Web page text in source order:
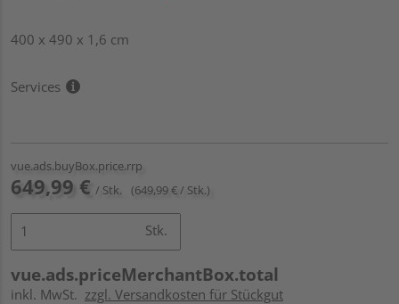
400 x 490 x 1,6 cm
Services
vue.ads.buyBox.price.rrp
649,99 € / Stk. (649,99 € / Stk.)
Stk.
vue.ads.priceMerchantBox.total
inkl. MwSt. zzgl. Versandkosten für Stückgut